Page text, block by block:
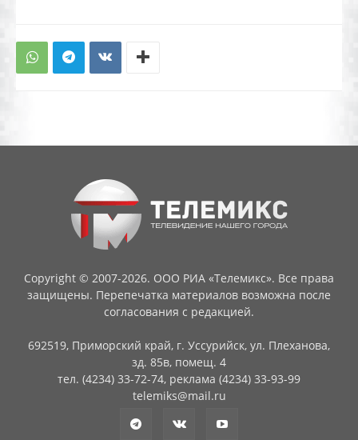
Copyright © 2007-2026. ООО РИА «Телемикс». Все права
защищены. Перепечатка материалов возможна после
согласования с редакцией.
692519, Приморский край, г. Уссурийск, ул. Плеханова,
зд. 85в, помещ. 4
тел. (4234) 33-72-74, реклама (4234) 33-93-99
telemiks@mail.ru